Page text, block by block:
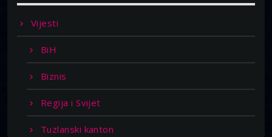
Vijesti
BiH
Biznis
Regija i Svijet
Tuzlanski kanton